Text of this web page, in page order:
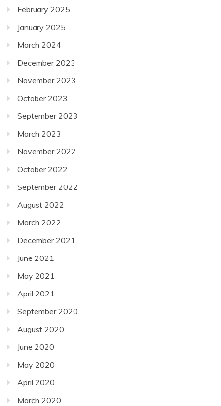
February 2025
January 2025
March 2024
December 2023
November 2023
October 2023
September 2023
March 2023
November 2022
October 2022
September 2022
August 2022
March 2022
December 2021
June 2021
May 2021
April 2021
September 2020
August 2020
June 2020
May 2020
April 2020
March 2020